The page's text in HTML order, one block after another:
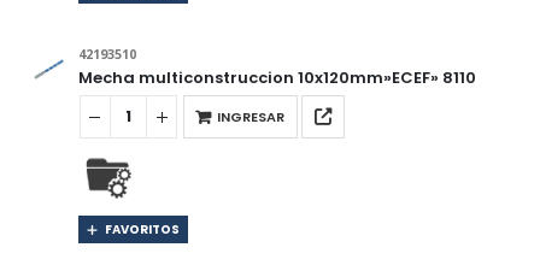
42193510
Mecha multiconstruccion 10x120mm»ECEF» 8110
INGRESAR
FAVORITOS